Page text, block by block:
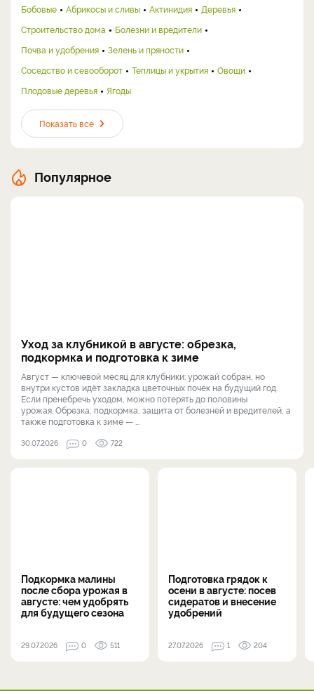
Бобовые
Абрикосы и сливы Актинидия
Деревья
Строительство дома
Болезни и вредители
Почва и удобрения
Зелень и пряности
Соседство и севооборот
Теплицы и укрытия
Овощи
Плодовые деревья
Ягоды
Показать все
Популярное
Уход за клубникой в августе: обрезка,
подкормка и подготовка к зиме
Август — ключевой месяц для клубники: урожай собран, но
внутри кустов идёт закладка цветочных почек на будущий год.
Если пренебречь уходом, можно потерять до половины
урожая. Обрезка, подкормка, защита от болезней и вредителей, а
также подготовка к зиме — ...
30.07.2026 0 722
Подкормка малины
после сбора урожая в
августе: чем удобрять
для будущего сезона
29.07.2026 0 511
Подготовка грядок к
осени в августе: посев
сидератов и внесение
удобрений
27.07.2026 1 204